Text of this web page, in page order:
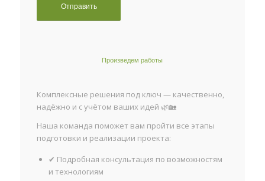
Произведем работы
Комплексные решения под ключ — качественно,
надёжно и с учётом ваших идей 🌿🏡
Наша команда поможет вам пройти все этапы
подготовки и реализации проекта:
✔ Подробная консультация по возможностям
и технологиям